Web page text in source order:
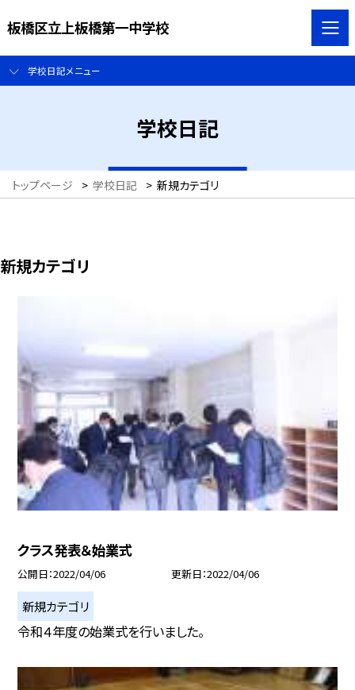
板橋区立上板橋第一中学校
学校日記メニュー
学校日記
トップページ > 学校日記 > 新規カテゴリ
新規カテゴリ
クラス発表＆始業式
公開日 2022/04/06 更新日 2022/04/06
新規カテゴリ
令和４年度の始業式を行いました。